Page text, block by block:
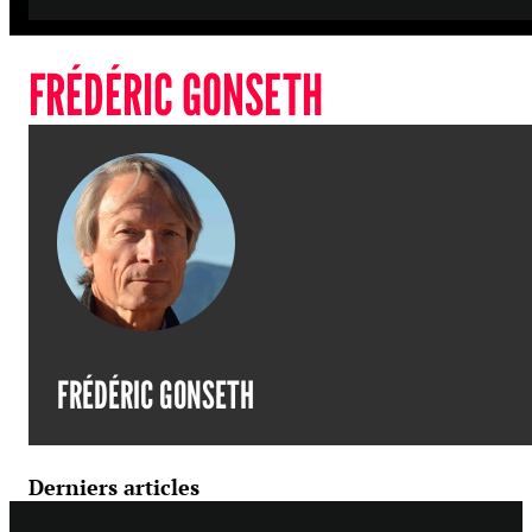
FRÉDÉRIC GONSETH
FRÉDÉRIC GONSETH
Derniers articles